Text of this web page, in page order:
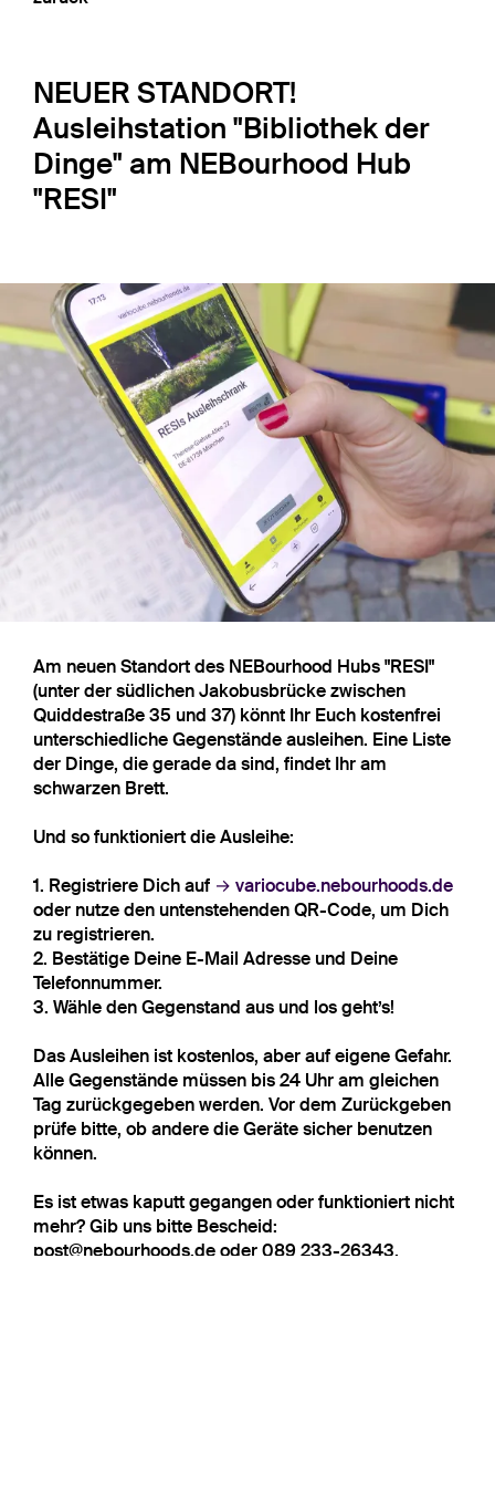
NEUER STANDORT!
Ausleihstation "Bibliothek der
Dinge" am NEBourhood Hub
"RESI"
Am neuen Standort des NEBourhood Hubs "RESI"
(unter der südlichen Jakobusbrücke zwischen
Quiddestraße 35 und 37) könnt Ihr Euch kostenfrei
unterschiedliche Gegenstände ausleihen. Eine Liste
der Dinge, die gerade da sind, findet Ihr am
schwarzen Brett.
Und so funktioniert die Ausleihe:
1. Registriere Dich auf
variocube.nebourhoods.de
oder nutze den untenstehenden QR-Code, um Dich
zu registrieren.
2. Bestätige Deine E-Mail Adresse und Deine
Telefonnummer.
3. Wähle den Gegenstand aus und los geht’s!
Das Ausleihen ist kostenlos, aber auf eigene Gefahr.
Alle Gegenstände müssen bis 24 Uhr am gleichen
Tag zurückgegeben werden. Vor dem Zurückgeben
prüfe bitte, ob andere die Geräte sicher benutzen
können.
Es ist etwas kaputt gegangen oder funktioniert nicht
mehr? Gib uns bitte Bescheid:
post@nebourhoods.de oder 089 233-26343.